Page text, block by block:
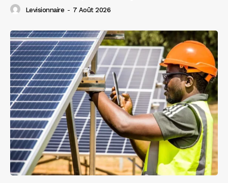
Levisionnaire - 7 Août 2026